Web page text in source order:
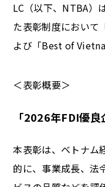
LC（以下、NTBA）
た表彰制度において
よび「Best of
＜表彰概要＞
「2026年FDI優良
本表彰は、ベトナム
的に、事業成長、法